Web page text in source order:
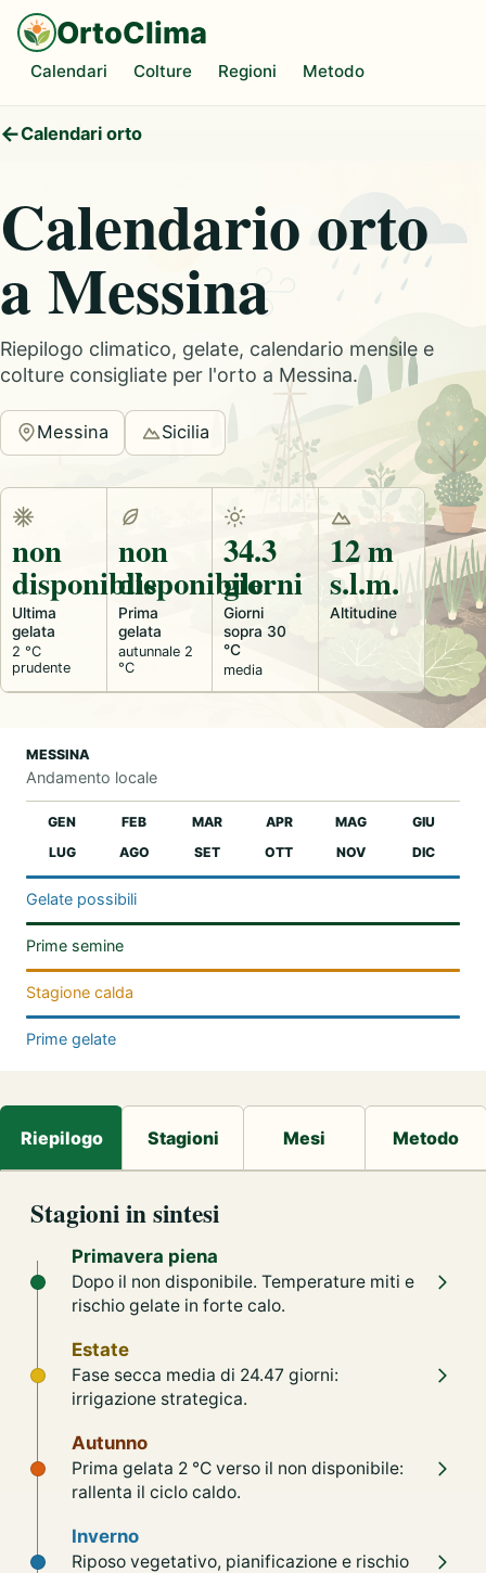
OrtoClima
Calendari Colture Regioni Metodo
Calendari orto
Calendario orto
a Messina
Riepilogo climatico, gelate, calendario mensile e
colture consigliate per l'orto a Messina.
Messina Sicilia
Ultima
gelata
non
disponibile
2 °C
prudente
Prima
gelata
non
disponibile
autunnale 2
°C
Giorni
sopra 30
°C
34.3
giorni
media
Altitudine
12 m
s.l.m.
MESSINA
Andamento locale
GEN FEB MAR APR MAG
GIU
LUG
AGO SET OTT NOV DIC
Gelate possibili
Prime semine
Stagione calda
Prime gelate
Stagioni in sintesi
Primavera piena
Dopo il non disponibile. Temperature miti e
rischio gelate in forte calo.
Estate
Fase secca media di 24.47 giorni:
irrigazione strategica.
Autunno
Prima gelata 2 °C verso il non disponibile:
rallenta il ciclo caldo.
Inverno
Riposo vegetativo, pianificazione e rischio